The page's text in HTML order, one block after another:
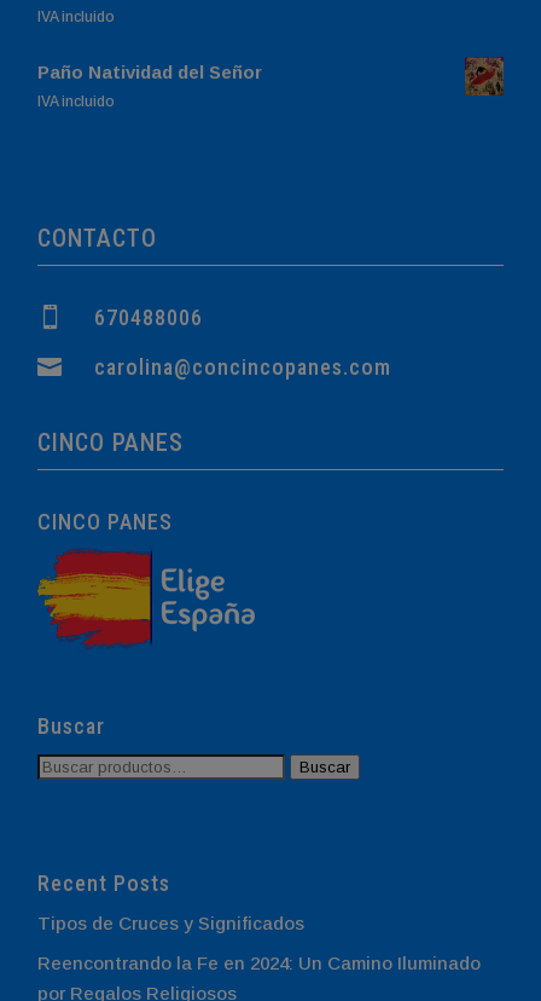
IVA incluido
Paño Natividad del Señor
El
El
IVA incluido
CONTACTO
 670488006
 carolina@concincopanes.com
CINCO PANES
CINCO PANES
Buscar
Buscar
Buscar
Recent Posts
Tipos de Cruces y Significados
Reencontrando la Fe en 2024: Un Camino Iluminado
por Regalos Religiosos